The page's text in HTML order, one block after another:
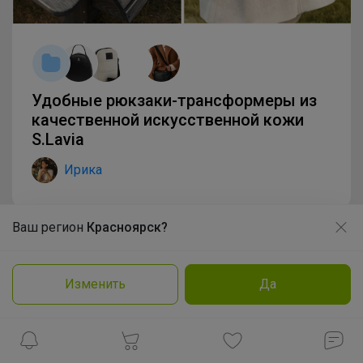
Ваш регион Красноярск?
Изменить Да
Удобные рюкзаки-трансформеры из
качественной искусственной кожи
S.Lavia
Ирика
Продолжая использовать этот сайт и нажимая кнопку
Принять